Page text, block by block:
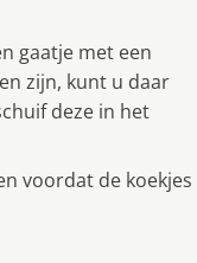
gaatje met een
zijn, kunt u daar
deze in het
voordat de koekjes